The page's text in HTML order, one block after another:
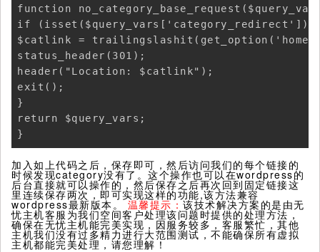
function
if
$catlink =
status_header(301);
header("Location: $catlink");
exit();
}
return $query_vars;
}
加入如上代码之后，保存即可，然后访问我们的每个链接的
时候发现category没有了。这个操作也可以在wordpress的
后台直接就可以操作的，然后保存之后再次回到固定链接这
里连续保存两次，即可实现这样的功能,该方法兼容
wordpress最新版本。温馨提示：该技术解决方案的是由无
忧主机客服为我们空间客户处理该问题时提供的处理方法，
确保在无忧主机能完美实现，因服务较多，客服繁忙，其他
主机我们没有过多精力进行大范围测试，不能确保所有虚拟
主机都能完美处理，请您理解！